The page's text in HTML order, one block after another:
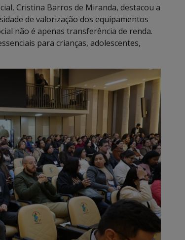
Cristina Barros de Miranda, destacou a
de valorização dos equipamentos
não é apenas transferência de renda.
para crianças, adolescentes,